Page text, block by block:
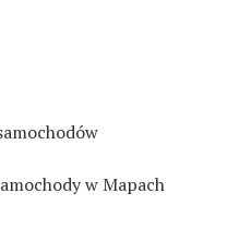
w Mapach